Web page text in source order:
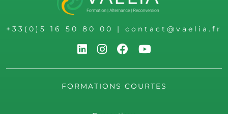
+33(0)5 16 50 80 00 | contact@vaelia.fr
FORMATIONS COURTES